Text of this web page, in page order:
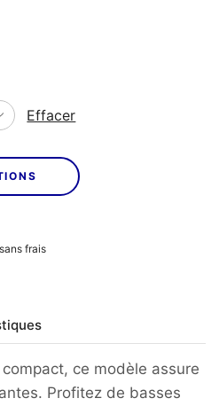
Effacer
frais
ce modèle assure
Profitez de basses